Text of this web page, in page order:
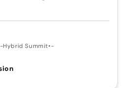
Hybrid Summit•-